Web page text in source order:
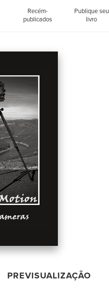
Recém-
publicados
Publique seu
livro
PREVISUALIZAÇÃO